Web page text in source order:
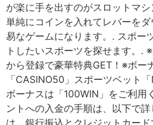
が楽に手を出すのがスロットマシ
単純にコインを入れてレバーを
易なゲームになります。. スポー
トしたいスポーツを探せます。.
から登録で豪華特典GET！※ボー
「CASINO50」スポーツベット
ボーナスは「100WIN」をご利用
ントへの入金の手順は、以下で
は、銀行振込とクレジットカー